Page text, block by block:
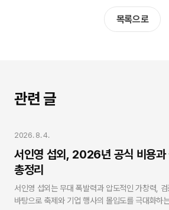
목록으로
관련 글
2026. 8. 4.
서인영 섭외, 2026년 공식 비용과
총정리
서인영 섭외는 무대 폭발력과 압도적인 가창력,
바탕으로 축제와 기업 행사의 몰입도를 극대화하